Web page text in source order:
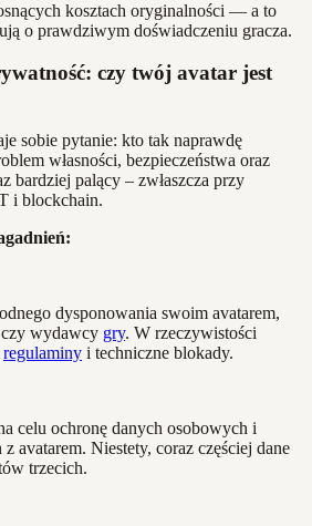
kosztach oryginalności — a to
o prawdziwym doświadczeniu gracza.
czy twój avatar jest
sobie pytanie: kto tak naprawdę
własności, bezpieczeństwa oraz
bardziej palący – zwłaszcza przy
i blockchain.
dysponowania swoim avatarem,
wydawcy gry. W rzeczywistości
regulaminy i techniczne blokady.
celu ochronę danych osobowych i
avatarem. Niestety, coraz częściej dane
trzecich.